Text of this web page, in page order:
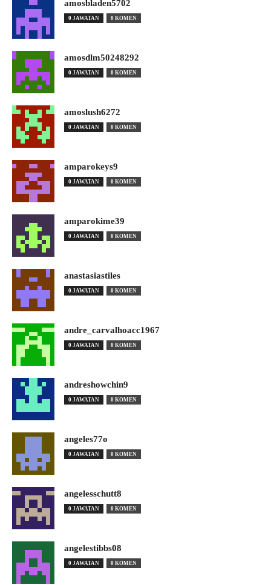
amosbladen5702
0 JAWATAN 0 KOMEN
amosdlm50248292
0 JAWATAN 0 KOMEN
amoslush6272
0 JAWATAN 0 KOMEN
amparokeys9
0 JAWATAN 0 KOMEN
amparokime39
0 JAWATAN 0 KOMEN
anastasiastiles
0 JAWATAN 0 KOMEN
andre_carvalhoacc1967
0 JAWATAN 0 KOMEN
andreshowchin9
0 JAWATAN 0 KOMEN
angeles77o
0 JAWATAN 0 KOMEN
angelesschutt8
0 JAWATAN 0 KOMEN
angelestibbs08
0 JAWATAN 0 KOMEN